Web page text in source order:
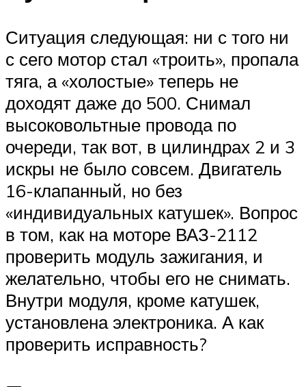
Ситуация следующая: ни с того ни
с сего мотор стал «троить», пропала
тяга, а «холостые» теперь не
доходят даже до 500. Снимал
высоковольтные провода по
очереди, так вот, в цилиндрах 2 и 3
искры не было совсем. Двигатель
16-клапанный, но без
«индивидуальных катушек». Вопрос
в том, как на моторе ВАЗ-2112
проверить модуль зажигания, и
желательно, чтобы его не снимать.
Внутри модуля, кроме катушек,
установлена электроника. А как
проверить исправность?